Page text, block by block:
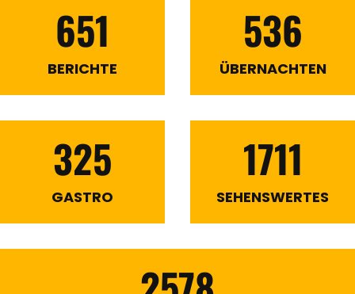
651
BERICHTE
536
ÜBERNACHTEN
325
GASTRO
1711
SEHENSWERTES